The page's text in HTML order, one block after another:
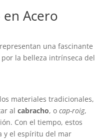
Acero
una fascinante
la belleza intrínseca del
materiales tradicionales,
alcabracho, ocap-roig,
Con el tiempo, estos
y el espíritu del mar